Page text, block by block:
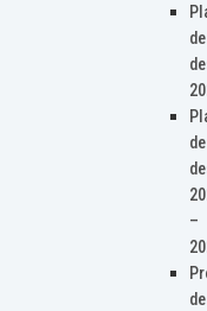
de
de
–
de